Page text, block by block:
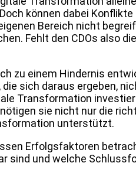
können dabei
Bereich nicht
Fehlt den CDOs also
zu einem Hindernis
sich daraus ergeben,
Transformation
sie nicht nur die
unterstützt.
Erfolgsfaktoren
sind und welche